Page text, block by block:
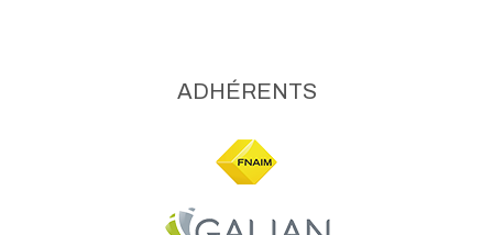
ADHÉRENTS